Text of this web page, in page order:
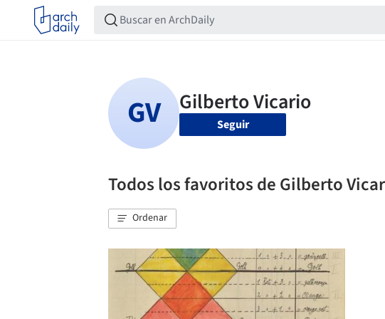
Seguir
Todos los favoritos de Gilberto
Ordenar